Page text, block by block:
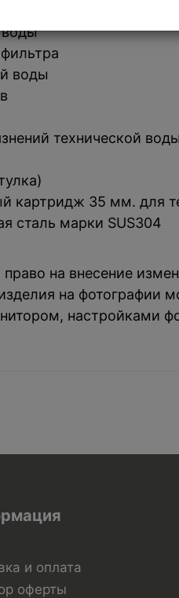
формы дизайна
воды
воды
технической воды
картридж 35 мм. для
сталь марки SUS304
на внесение
на фотографии
настройками
и оплата
оферты